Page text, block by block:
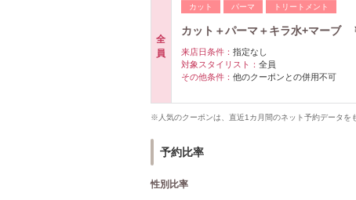
全
員
カット パーマ トリートメント
カット＋パーマ＋キラ水+マーブ
来店日条件： 指定なし
対象スタイリスト： 全員
その他条件： 他のクーポンとの併用不可
※人気のクーポンは、直近1カ月間のネット予約データを
予約比率
性別比率